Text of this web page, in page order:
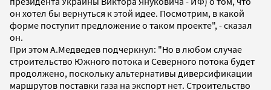
он хотел бы вернуться к этой идее. Посмотрим, в какой
форме поступит предложение о таком проекте", - сказал
он.
При этом А.Медведев подчеркнул: "Но в любом случае
строительство Южного потока и Северного потока будет
продолжено, поскольку альтернативы диверсификации
маршрутов поставки газа на экспорт нет. Строительство